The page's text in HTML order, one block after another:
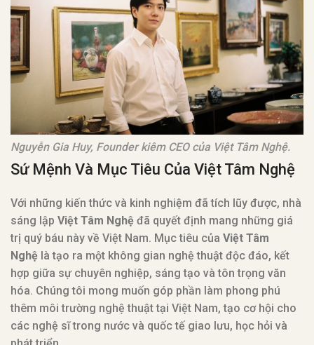
Nguyễn Gia Huy, Founder kiêm CEO của Việt Tâm Nghệ.
Sứ Mệnh Và Mục Tiêu Của Việt Tâm Nghệ
Với những kiến thức và kinh nghiệm đã tích lũy được, nhà
sáng lập Việt Tâm Nghệ đã quyết định mang những giá
trị quý báu này về Việt Nam. Mục tiêu của Việt Tâm
Nghệ là tạo ra một không gian nghệ thuật độc đáo, kết
hợp giữa sự chuyên nghiệp, sáng tạo và tôn trọng văn
hóa. Chúng tôi mong muốn góp phần làm phong phú
thêm môi trường nghệ thuật tại Việt Nam, tạo cơ hội cho
các nghệ sĩ trong nước và quốc tế giao lưu, học hỏi và